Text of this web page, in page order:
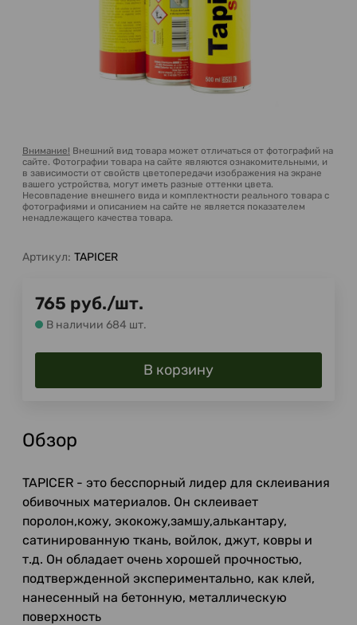
Внимание! Внешний вид товара может отличаться от фотографий на
сайте. Фотографии товара на сайте являются ознакомительными, и
в зависимости от свойств цветопередачи изображения на экране
вашего устройства, могут иметь разные оттенки цвета.
Несовпадение внешнего вида и комплектности реального товара с
фотографиями и описанием на сайте не является показателем
ненадлежащего качества товара.
Артикул: TAPICER
765 руб./шт.
В наличии 684 шт.
В корзину
Обзор
TAPICER - это бесспорный лидер для склеивания
обивочных материалов. Он склеивает
поролон,кожу, экокожу,замшу,алькантару,
сатинированную ткань, войлок, джут, ковры и
т.д. Он обладает очень хорошей прочностью,
подтвержденной экспериментально, как клей,
нанесенный на бетонную, металлическую
поверхность